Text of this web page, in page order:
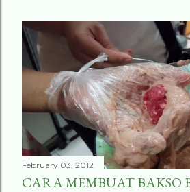
February 03, 2012
CARA MEMBUAT BAKSO